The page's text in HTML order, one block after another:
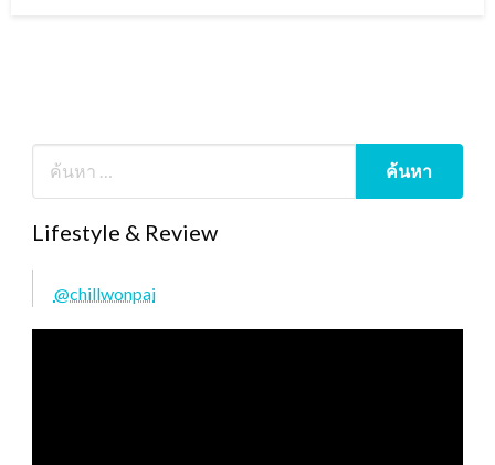
Lifestyle & Review
@chillwonpai